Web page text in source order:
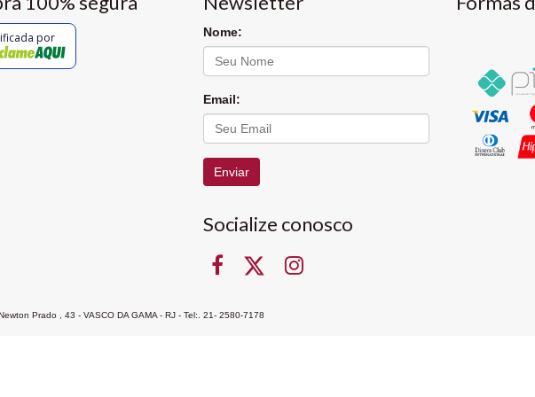
por Nome:
Email:
Enviar
Socialize conosco
Prado , 43 - VASCO DA GAMA - RJ - Tel:. 21- 2580-7178